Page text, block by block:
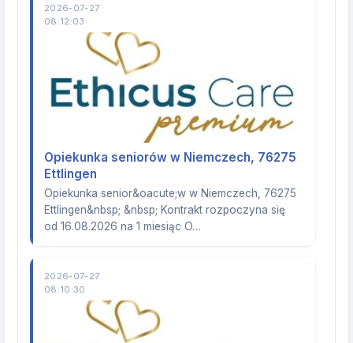
2026-07-27
08:12:03
Opiekunka seniorów w Niemczech, 76275
Ettlingen
Opiekunka senior&oacute;w w Niemczech, 76275
Ettlingen&nbsp; &nbsp; Kontrakt rozpoczyna się
od 16.08.2026 na 1 miesiąc O…
2026-07-27
08:10:30